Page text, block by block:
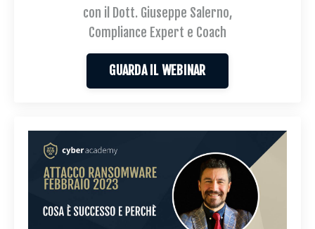
con il Dott. Giuseppe Salerno,
Compliance Expert e Coach
GUARDA IL WEBINAR